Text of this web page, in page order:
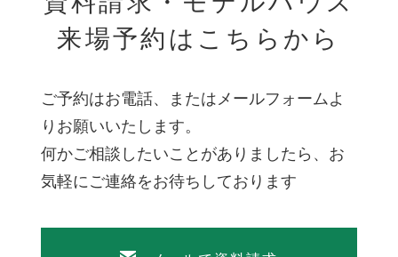
来場予約はこちらから
ご予約はお電話、またはメールフォームよ
りお願いいたします。
何かご相談したいことがありましたら、お
気軽にご連絡をお待ちしております